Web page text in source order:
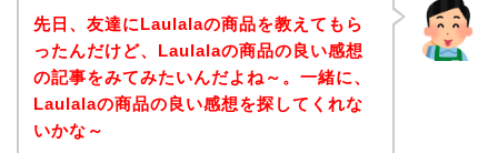
先日、友達にLaulalaの商品を教えてもら
ったんだけど、Laulalaの商品の良い感想
の記事をみてみたいんだよね～。一緒に、
Laulalaの商品の良い感想を探してくれな
いかな～